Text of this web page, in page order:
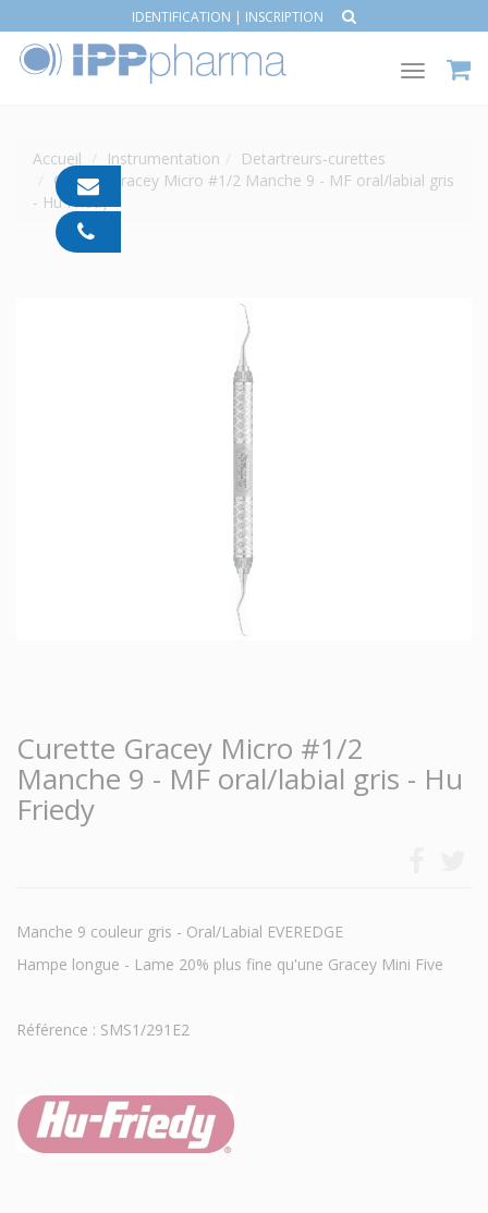
IDENTIFICATION | INSCRIPTION
Toggle
Accueil Instrumentation
Detartreurs-curettes
Curette Gracey Micro #1/2 Manche 9 - MF oral/labial gris
- Hu Friedy
Curette Gracey Micro #1/2
Manche 9 - MF oral/labial gris - Hu
Friedy
Manche 9 couleur gris - Oral/Labial EVEREDGE
Hampe longue - Lame 20% plus fine qu'une Gracey Mini Five
Référence : SMS1/291E2
contact@ipp-
pharma.com
91